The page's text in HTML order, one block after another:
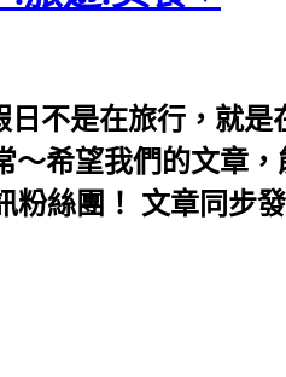
不是在旅行，就
希望我們的文章，
粉絲團！ 文章同